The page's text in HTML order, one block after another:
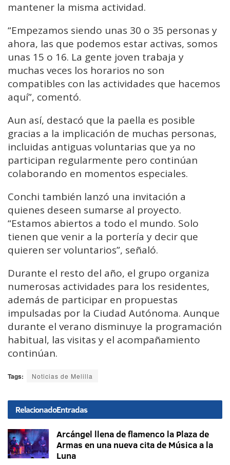
mantener la misma actividad.
“Empezamos siendo unas 30 o 35 personas y
ahora, las que podemos estar activas, somos
unas 15 o 16. La gente joven trabaja y
muchas veces los horarios no son
compatibles con las actividades que hacemos
aquí”, comentó.
Aun así, destacó que la paella es posible
gracias a la implicación de muchas personas,
incluidas antiguas voluntarias que ya no
participan regularmente pero continúan
colaborando en momentos especiales.
Conchi también lanzó una invitación a
quienes deseen sumarse al proyecto.
“Estamos abiertos a todo el mundo. Solo
tienen que venir a la portería y decir que
quieren ser voluntarios”, señaló.
Durante el resto del año, el grupo organiza
numerosas actividades para los residentes,
además de participar en propuestas
impulsadas por la Ciudad Autónoma. Aunque
durante el verano disminuye la programación
habitual, las visitas y el acompañamiento
continúan.
Tags: Noticias de Melilla
RelacionadoEntradas
Arcángel llena de flamenco la Plaza de
Armas en una nueva cita de Música a la
Luna